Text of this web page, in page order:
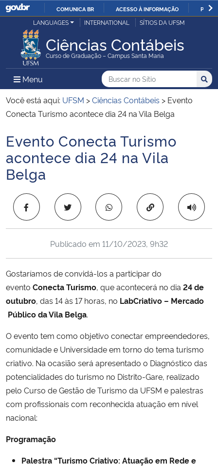
IR
O
COMUNICA BR ACESSO À INFORMAÇÃO
Ministério da Justiça e Segurança Pública
Ministério da Defesa
Ministério das Relações Exteriores
Ministério da Infraestrutura
Ministério da Agricultura, Pecuária e Abastecimento
Ministério da Educação
Ministério de Minas e Energia
Ministério da Ciência, Tecnologia, Inovações e Comunicações
Ministério do Turismo
Ministério do Desenvolvimento Regional
Controladoria-Geral da União
Secretaria-Geral
LANGUAGES INTERNATIONAL SÍTIOS DA UFSM
Ciências Contábeis
Curso de Graduação – Campus Santa Maria
Menu Menu Principal do Sítio
Busca
Buscar no no Sítio
Busca:
Você está aqui: UFSM >Ciências Contábeis > Evento
Conecta Turismo acontece dia 24 na Vila Belga
Início do conteúdo
Evento Conecta Turismo
acontece dia 24 na Vila
Belga
Copiar para área
Publicado em 11/10/2023, 9h32
Gostaríamos de convidá-los a participar do
evento Conecta Turismo, que acontecerá no dia 24 de
outubro, das 14 às 17 horas, no LabCriativo – Mercado
Público da Vila Belga.
O evento tem como objetivo conectar empreendedores,
comunidade e Universidade em torno do tema turismo
criativo. Na ocasião será apresentado o Diagnóstico das
potencialidades do turismo no Distrito-Gare, realizado
pelo Curso de Gestão de Turismo da UFSM e palestras
com profissionais com reconhecida atuação em nível
nacional:
Programação
Palestra “Turismo Criativo: Atuação em Rede e